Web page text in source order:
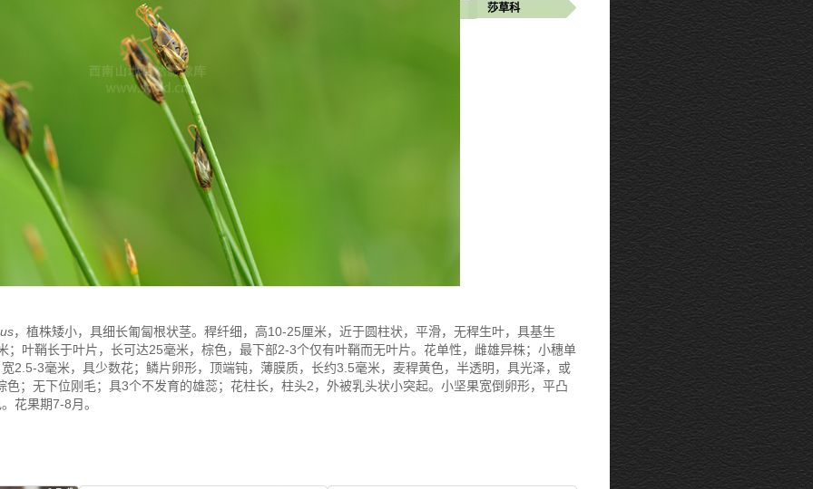
莎草科
，植株矮小，具细长匍匐根状茎。稈纤细，高10-25厘米，近于圆柱状，平滑，无稈生叶，具基生
；叶鞘长于叶片，长可达25毫米，棕色，最下部2-3个仅有叶鞘而无叶片。花单性，雌雄异株；小穗单
2.5-3毫米，具少数花；鳞片卵形，顶端钝，薄膜质，长约3.5毫米，麦稈黄色，半透明，具光泽，或
色；无下位刚毛；具3个不发育的雄蕊；花柱长，柱头2，外被乳头状小突起。小坚果宽倒卵形，平凸
花果期7-8月。